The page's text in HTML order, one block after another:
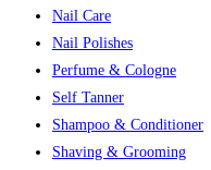
Nail Care
Nail Polishes
Perfume & Cologne
Self Tanner
Shampoo & Conditioner
Shaving & Grooming